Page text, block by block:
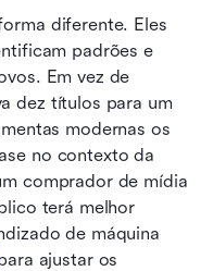
diferente. Eles
padrões e
Em vez de
dez títulos para um
modernas os
no contexto da
comprador de mídia
terá melhor
de máquina
ajustar os